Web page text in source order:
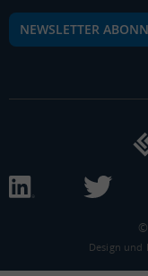
23.407.820 Tsd. €
LANDKREIS
NEWSLETTER
Design und